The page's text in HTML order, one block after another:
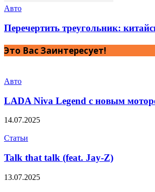
Авто
Перечертить треугольник:
Это Вас Заинтересует!
Авто
LADA Niva Legend c новым
14.07.2025
Статьи
Talk that talk (feat. Jay-Z)
13.07.2025